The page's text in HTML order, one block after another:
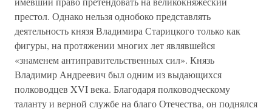
престол. Однако нельзя однобоко представлять
деятельность князя Владимира Старицкого только как
фигуры, на протяжении многих лет являвшейся
«знаменем антиправительственных сил». Князь
Владимир Андреевич был одним из выдающихся
полководцев XVI века. Благодаря полководческому
таланту и верной службе на благо Отечества, он поднялся